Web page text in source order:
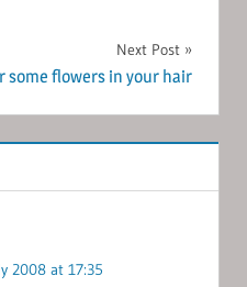
Next Post
some flowers in your hair
2008 at 17:35